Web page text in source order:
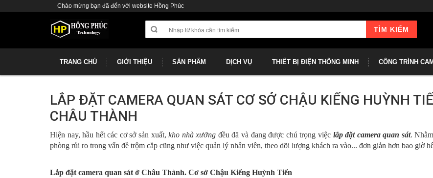
Chào mừng bạn đã đến với website Hồng Phúc
TÌM KIẾM
TRANG CHỦ GIỚI THIỆU SẢN PHẨM DỊCH VỤ THIẾT BỊ ĐIỆN THÔNG MINH CÔNG TRÌNH
LẮP ĐẶT CAMERA QUAN SÁT CƠ SỞ CHẬU KIỂNG HUỲNH
CHÂU THÀNH
Hiện nay, hầu hết các cơ sở sản xuất,kho nhà xưởng đều đã và đang được chú trọng việc lắp đặt camera quan sát.
phòng rủi ro trong vấn đề trộm cắp cũng như việc quản lý nhân viên, theo dõi lượng khách ra vào... đơn giản hơn bao giờ
Lắp đặt camera quan sát ở Châu Thành. Cơ sở Chậu Kiểng Huỳnh Tiến